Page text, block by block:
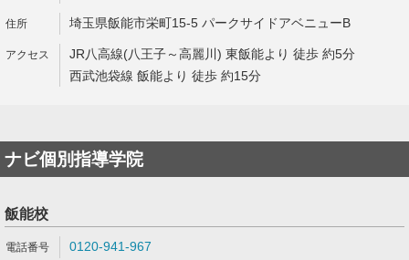
埼玉県飯能市栄町15-5 パークサイドアベニューB
JR八高線(八王子～高麗川) 東飯能より 徒歩 約5分
西武池袋線 飯能より 徒歩 約15分
ナビ個別指導学院
飯能校
0120-941-967